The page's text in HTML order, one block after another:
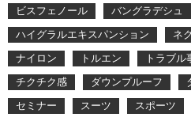
ビスフェノール
バングラデシュ
ハイグラルエキスパンション
ネ
ナイロン
トルエン トラブル
チクチク感
ダウンプルーフ
セミナー
スーツ スポーツ